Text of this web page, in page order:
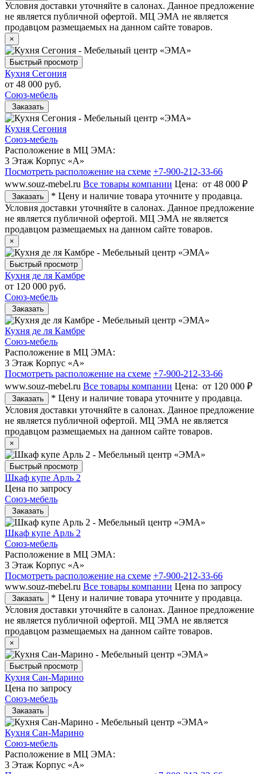
Условия доставки уточняйте в салонах. Данное предложение
не является публичной офертой. МЦ ЭМА не является
продавцом размещаемых на данном сайте товаров.
×
Быстрый просмотр
Кухня Сегония
от 48 000 руб.
Союз-мебель
Заказать
Кухня Сегония
Союз-мебель
Расположение в МЦ ЭМА:
3 Этаж Корпус «А»
Посмотреть расположение на схеме +7-900-212-33-66
www.souz-mebel.ru Все товары компании Цена: от 48 000 ₽
Заказать
* Цену и наличие товара уточните у продавца.
Условия доставки уточняйте в салонах. Данное предложение
не является публичной офертой. МЦ ЭМА не является
продавцом размещаемых на данном сайте товаров.
×
Быстрый просмотр
Кухня де ля Камбре
от 120 000 руб.
Союз-мебель
Заказать
Кухня де ля Камбре
Союз-мебель
Расположение в МЦ ЭМА:
3 Этаж Корпус «А»
Посмотреть расположение на схеме +7-900-212-33-66
www.souz-mebel.ru Все товары компании Цена: от 120 000 ₽
Заказать
* Цену и наличие товара уточните у продавца.
Условия доставки уточняйте в салонах. Данное предложение
не является публичной офертой. МЦ ЭМА не является
продавцом размещаемых на данном сайте товаров.
×
Быстрый просмотр
Шкаф купе Арль 2
Цена по запросу
Союз-мебель
Заказать
Шкаф купе Арль 2
Союз-мебель
Расположение в МЦ ЭМА:
3 Этаж Корпус «А»
Посмотреть расположение на схеме +7-900-212-33-66
www.souz-mebel.ru Все товары компании Цена по запросу
Заказать
* Цену и наличие товара уточните у продавца.
Условия доставки уточняйте в салонах. Данное предложение
не является публичной офертой. МЦ ЭМА не является
продавцом размещаемых на данном сайте товаров.
×
Быстрый просмотр
Кухня Сан-Марино
Цена по запросу
Союз-мебель
Заказать
Кухня Сан-Марино
Союз-мебель
Расположение в МЦ ЭМА:
3 Этаж Корпус «А»